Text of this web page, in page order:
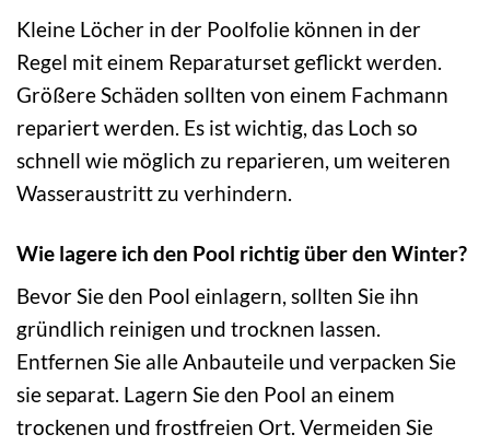
Kleine Löcher in der Poolfolie können in der
Regel mit einem Reparaturset geflickt werden.
Größere Schäden sollten von einem Fachmann
repariert werden. Es ist wichtig, das Loch so
schnell wie möglich zu reparieren, um weiteren
Wasseraustritt zu verhindern.
Wie lagere ich den Pool richtig über den Winter?
Bevor Sie den Pool einlagern, sollten Sie ihn
gründlich reinigen und trocknen lassen.
Entfernen Sie alle Anbauteile und verpacken Sie
sie separat. Lagern Sie den Pool an einem
trockenen und frostfreien Ort. Vermeiden Sie